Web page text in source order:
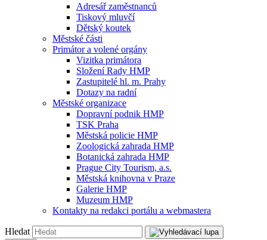
Adresář zaměstnanců
Tiskový mluvčí
Dětský koutek
Městské části
Primátor a volené orgány
Vizitka primátora
Složení Rady HMP
Zastupitelé hl. m. Prahy
Dotazy na radní
Městské organizace
Dopravní podnik HMP
TSK Praha
Městská policie HMP
Zoologická zahrada HMP
Botanická zahrada HMP
Prague City Tourism, a.s.
Městská knihovna v Praze
Galerie HMP
Muzeum HMP
Kontakty na redakci portálu a webmastera
Hledat